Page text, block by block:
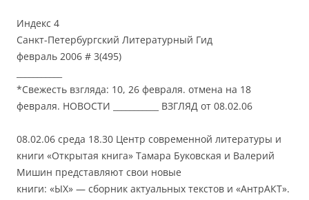
Индекс 4
Санкт-Петербургский Литературный Гид
февраль 2006 # 3(495)
*Свежесть взгляда: 10, 26 февраля. отмена на 18
февраля. НОВОСТИ ___________ ВЗГЛЯД от 08.02.06
08.02.06 среда 18.30 Центр современной литературы и
книги «Открытая книга» Тамара Буковская и Валерий
Мишин представляют свои новые
книги: «ЫХ» — сборник актуальных текстов и «АнтрАКТ».